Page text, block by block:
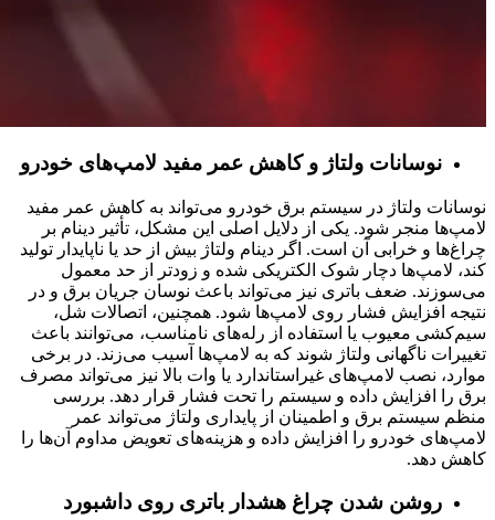
نوسانات ولتاژ و کاهش عمر مفید لامپ‌های خودرو
نوسانات ولتاژ در سیستم برق خودرو می‌تواند به کاهش عمر مفید
لامپ‌ها منجر شود. یکی از دلایل اصلی این مشکل، تأثیر دینام بر
چراغ‌ها و خرابی آن است. اگر دینام ولتاژ بیش از حد یا ناپایدار تولید
کند، لامپ‌ها دچار شوک الکتریکی شده و زودتر از حد معمول
می‌سوزند. ضعف باتری نیز می‌تواند باعث نوسان جریان برق و در
نتیجه افزایش فشار روی لامپ‌ها شود. همچنین، اتصالات شل،
سیم‌کشی معیوب یا استفاده از رله‌های نامناسب، می‌توانند باعث
تغییرات ناگهانی ولتاژ شوند که به لامپ‌ها آسیب می‌زند. در برخی
موارد، نصب لامپ‌های غیراستاندارد یا وات بالا نیز می‌تواند مصرف
برق را افزایش داده و سیستم را تحت فشار قرار دهد. بررسی
منظم سیستم برق و اطمینان از پایداری ولتاژ می‌تواند عمر
لامپ‌های خودرو را افزایش داده و هزینه‌های تعویض مداوم آن‌ها را
کاهش دهد.
روشن شدن چراغ هشدار باتری روی داشبورد